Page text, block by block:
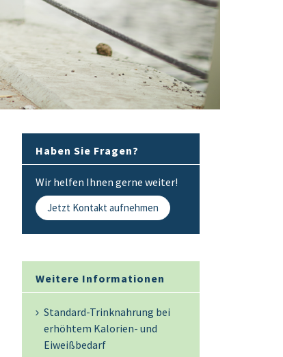
Haben Sie Fragen?
Wir helfen Ihnen gerne weiter!
Jetzt Kontakt aufnehmen
Weitere Informationen
Standard-Trinknahrung bei
erhöhtem Kalorien- und
Eiweißbedarf